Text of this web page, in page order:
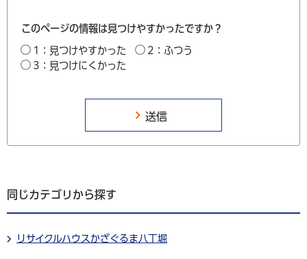
このページの情報は見つけやすかったですか？
1：見つけやすかった
2：ふつう
3：見つけにくかった
同じカテゴリから探す
リサイクルハウスかざぐるま八丁堀